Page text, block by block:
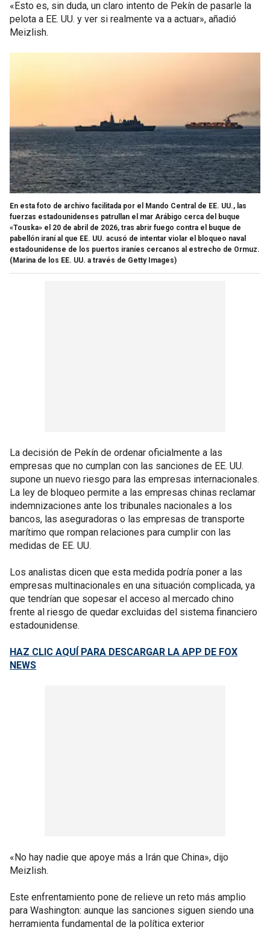
«Esto es, sin duda, un claro intento de Pekín de pasarle la
pelota a EE. UU. y ver si realmente va a actuar», añadió
Meizlish.
En esta foto de archivo facilitada por el Mando Central de EE. UU., las
fuerzas estadounidenses patrullan el mar Arábigo cerca del buque
«Touska» el 20 de abril de 2026, tras abrir fuego contra el buque de
pabellón iraní al que EE. UU. acusó de intentar violar el bloqueo naval
estadounidense de los puertos iraníes cercanos al estrecho de Ormuz.
(Marina de los EE. UU. a través de Getty Images)
La decisión de Pekín de ordenar oficialmente a las
empresas que no cumplan con las sanciones de EE. UU.
supone un nuevo riesgo para las empresas internacionales.
La ley de bloqueo permite a las empresas chinas reclamar
indemnizaciones ante los tribunales nacionales a los
bancos, las aseguradoras o las empresas de transporte
marítimo que rompan relaciones para cumplir con las
medidas de EE. UU.
Los analistas dicen que esta medida podría poner a las
empresas multinacionales en una situación complicada, ya
que tendrían que sopesar el acceso al mercado chino
frente al riesgo de quedar excluidas del sistema financiero
estadounidense.
HAZ CLIC AQUÍ PARA DESCARGAR LA APP DE FOX
NEWS
«No hay nadie que apoye más a Irán que China», dijo
Meizlish.
Este enfrentamiento pone de relieve un reto más amplio
para Washington: aunque las sanciones siguen siendo una
herramienta fundamental de la política exterior